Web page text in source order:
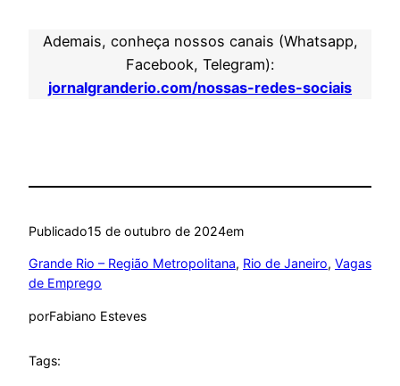
Ademais, conheça nossos canais (Whatsapp,
Facebook, Telegram):
jornalgranderio.com/nossas-redes-sociais
Publicado15 de outubro de 2024em
Grande Rio – Região Metropolitana, Rio de Janeiro, Vagas
de Emprego
porFabiano Esteves
Tags: